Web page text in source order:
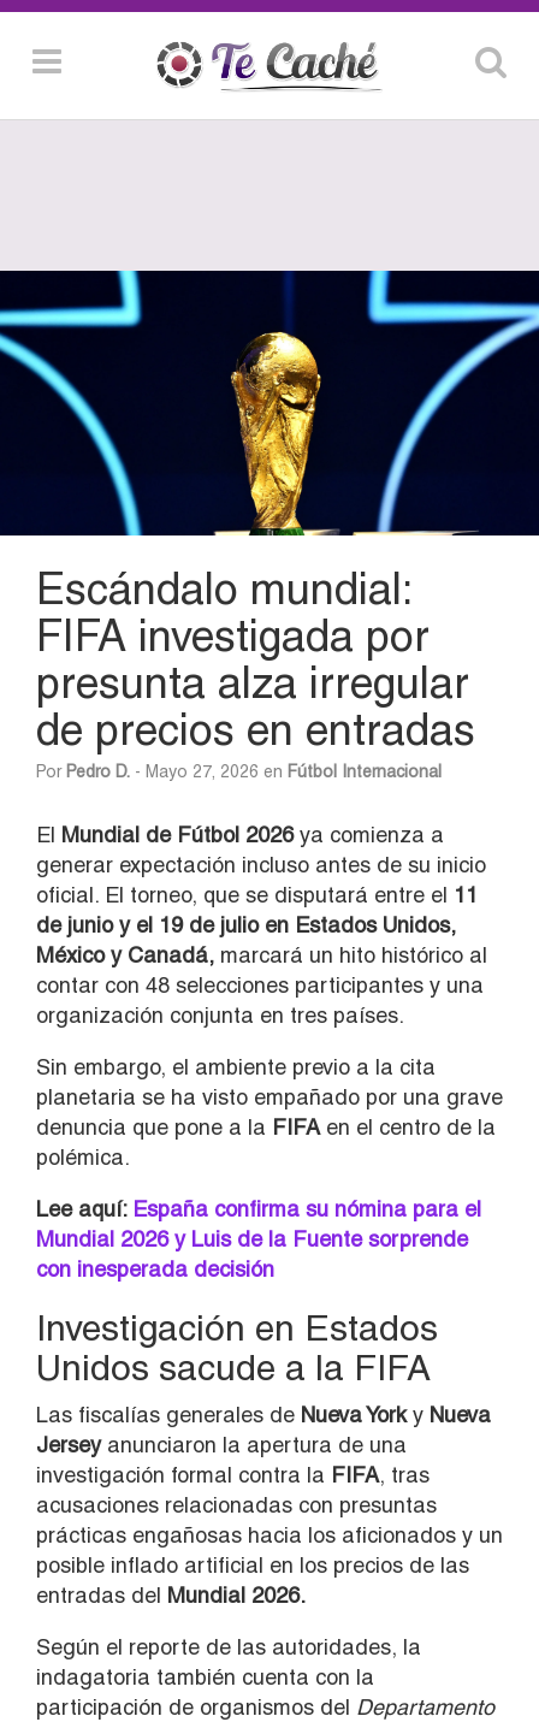
Escándalo mundial:
FIFA investigada por
presunta alza irregular
de precios en entradas
Por Pedro D. - Mayo 27, 2026 en Fútbol Internacional
El Mundial de Fútbol 2026ya comienza a
generar expectación incluso antes de su inicio
oficial. El torneo, que se disputará entre el 11
de junio y el 19 de julio en Estados Unidos,
México y Canadá, marcará un hito histórico al
contar con 48 selecciones participantes y una
organización conjunta en tres países.
Sin embargo, el ambiente previo a la cita
planetaria se ha visto empañado por una grave
denuncia que pone a la FIFAen el centro de la
polémica.
Lee aquí: España confirma su nómina para el
Mundial 2026 y Luis de la Fuente sorprende
con inesperada decisión
Investigación en Estados
Unidos sacude a la FIFA
Las fiscalías generales de Nueva Yorky Nueva
Jerseyanunciaron la apertura de una
investigación formal contra la FIFA, tras
acusaciones relacionadas con presuntas
prácticas engañosas hacia los aficionados y un
posible inflado artificial en los precios de las
entradas del Mundial 2026.
Según el reporte de las autoridades, la
indagatoria también cuenta con la
participación de organismos del Departamento